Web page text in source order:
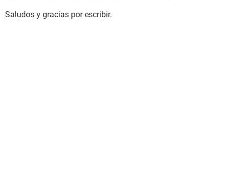
Saludos y gracias por escribir.